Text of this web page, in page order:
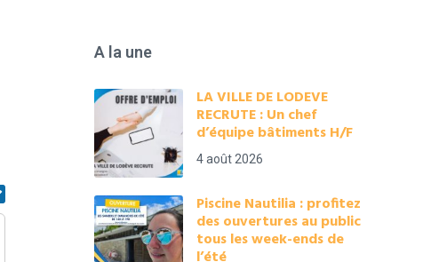
A la une
LA VILLE DE LODEVE
RECRUTE : Un chef
d’équipe bâtiments H/F
4 août 2026
Piscine Nautilia : profitez
des ouvertures au public
tous les week-ends de